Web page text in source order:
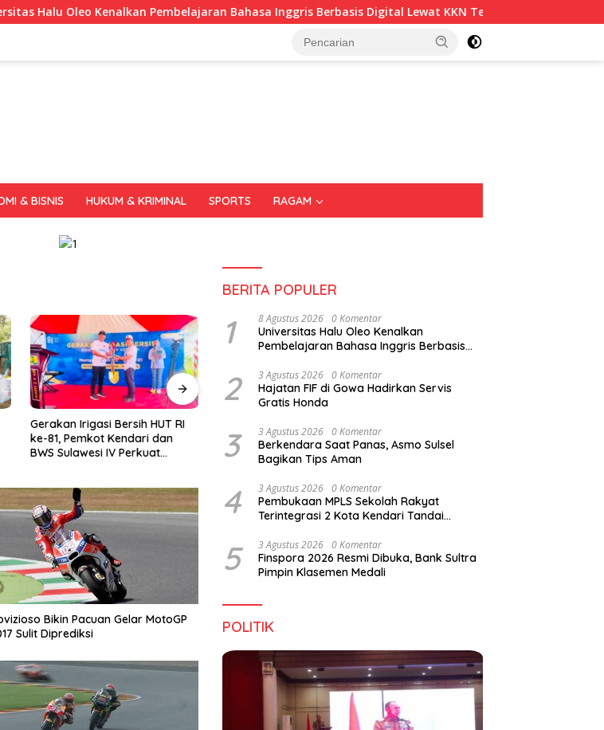
Kenalkan Pembelajaran Bahasa Inggris Berbasis Digital Lewat KKN Tematik di Desa Alebo
& BISNIS HUKUM & KRIMINAL SPORTS RAGAM
Kadin Sultra Gandeng IAI Rawa
Aopa, Fokus Siapkan Lulusan
Siap Kerja dan Wirausaha
Festival Kuliner Sultra Maimo
2026
Layanan Imigrasi Terintegrasi
Bikin Pacuan Gelar MotoGP
Sulit Diprediksi
BERITA POPULER
1 8 Agustus 2026 0 Komentar
Universitas Halu Oleo Kenalkan
Pembelajaran Bahasa Inggris Berbasis
2 3 Agustus 2026 0 Komentar
Hajatan FIF di Gowa Hadirkan Servis
Gratis Honda
3 3 Agustus 2026 0 Komentar
Berkendara Saat Panas, Asmo Sulsel
Bagikan Tips Aman
4 3 Agustus 2026 0 Komentar
Pembukaan MPLS Sekolah Rakyat
Terintegrasi 2 Kota Kendari Tandai
5 3 Agustus 2026 0 Komentar
Finspora 2026 Resmi Dibuka, Bank Sultra
Pimpin Klasemen Medali
POLITIK